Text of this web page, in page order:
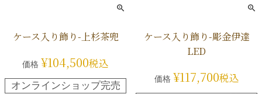
ケース入り飾り-上杉茶兜
価格 ¥104,500税込
オンラインショップ完売
ケース入り飾り-彫金伊達
LED
価格 ¥117,700税込